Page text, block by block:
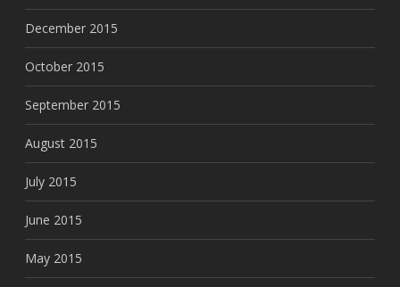
December 2015
October 2015
September 2015
August 2015
July 2015
June 2015
May 2015